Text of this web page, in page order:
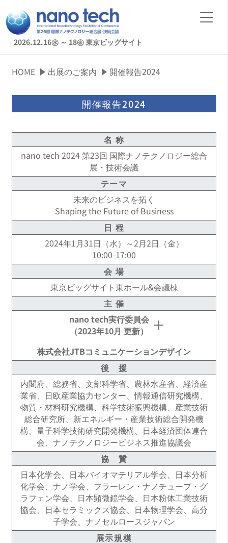
2026.12.16㊌ ～ 18㊎東京ビッグサイト
HOME 出展のご案内 開催報告2024
開催報告2024
名 称
nano tech 2024 第23回 国際ナノテクノロジー総合
展・技術会議
テーマ
未来のビジネスを拓く
Shaping the Future of Business
日 程
2024年1月31日（水）～2月2日（金）
10:00-17:00
会 場
東京ビッグサイト東ホール&会議棟
主 催
nano tech実行委員会
（2023年10月 更新）
委 員 長
川合 知二（大阪大学 産業科学研究所 招聘教授 /
国立研究開発法人新エネルギー・産業技術総合
開発機構 技術戦略研究センター フェロー /
国立研究開発法人科学技術振興機構 研究開発戦
略センター 特任フェロー / 東京都市大学 特別教
授）
副委員長
馬場 嘉信（名古屋大学 大学院工学研究科生命分
子工学専攻 教授 / ナノライフシステム研究所 所
長/量子科学技術研究開発機構 量子生命科学研究
所 研究所長）
委 員
石井 伸晃（一般社団法人ナノテクノロジービジ
株式会社JTBコミュニケーションデザイン
後 援
内閣府、総務省、文部科学省、農林水産省、経済産
業省、日欧産業協力センター、情報通信研究機構、
物質・材料研究機構、科学技術振興機構、産業技術
総合研究所、新エネルギー・産業技術総合開発機
構、量子科学技術研究開発機構、日本経済団体連合
会、ナノテクノロジービジネス推進協議会
協 賛
日本化学会、日本バイオマテリアル学会、日本分析
化学会、ナノ学会、フラーレン・ナノチューブ・グ
ラフェン学会、日本顕微鏡学会、日本粉体工業技術
協会、日本セラミックス協会、日本物理学会、高分
子学会、ナノセルロースジャパン
展示規模